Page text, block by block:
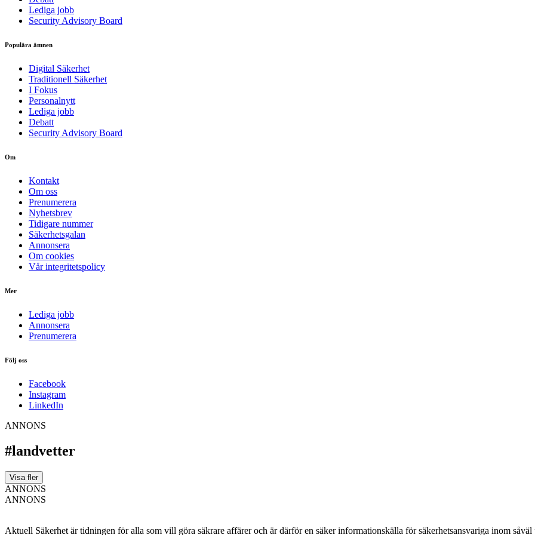
Lediga jobb
Security Advisory Board
Populära ämnen
Digital Säkerhet
Traditionell Säkerhet
I Fokus
Personalnytt
Lediga jobb
Debatt
Security Advisory Board
Om
Kontakt
Om oss
Prenumerera
Nyhetsbrev
Tidigare nummer
Säkerhetsgalan
Annonsera
Om cookies
Vår integritetspolicy
Mer
Lediga jobb
Annonsera
Prenumerera
Följ oss
Facebook
Instagram
LinkedIn
ANNONS
#landvetter
Visa fler
ANNONS
ANNONS
Aktuell Säkerhet är tidningen för alla som vill göra säkrare affärer och är därför en säker informationskälla för säkerhets­ansvariga inom